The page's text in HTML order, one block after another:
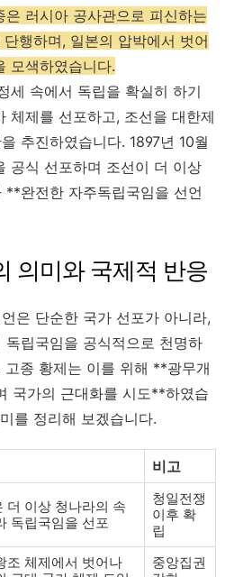
러시아 공사관으로 피신하는
행하며, 일본의 압박에서 벗어
모색하였습니다.
세 속에서 독립을 확실히 하기
체제를 선포하고, 조선을 대한제
추진하였습니다. 1897년 10월
공식 선포하며 조선이 더 이상
**완전한 자주독립국임을 선언
의미와 국제적 반응
은 단순한 국가 선포가 아니라,
립국임을 공식적으로 천명하
종 황제는 이를 위해 **광무개
국가의 근대화를 시도**하였습
를 정리해 보겠습니다.
비고
더 이상 청나라의 속
독립국임을 선포
청일전쟁
이후 확
립
조 체제에서 벗어나
중앙집권